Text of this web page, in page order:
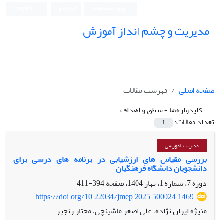
مدیریت و چشم انداز آموزش
صفحه اصلی
فهرست مقالات
کلیدواژه‌ها =منطق و اهداف
تعداد مقالات:
1
مدیریت آموزشی
بررسی مقیاس های ارزشیابی در برنامه های درسی برای
دانشجویان دانشگاه فرهنگیان
دوره 7، شماره 1، بهار 1404، صفحه
394-411
https://doi.org/10.22034/jmep.2025.500024.1469
منیژه ایران نژاده، علی اصغر ماشینچی، مختار رنجبر